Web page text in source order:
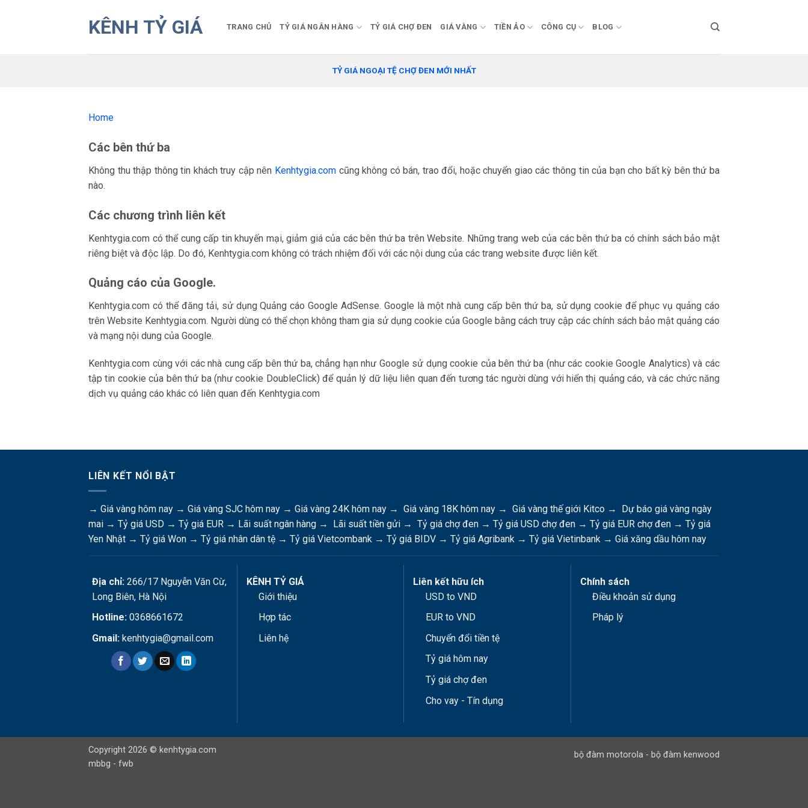
KÊNH TỶ GIÁ TRANG CHỦ TỶ GIÁ NGÂN HÀNG TỶ GIÁ CHỢ ĐEN GIÁ VÀNG TIỀN ẢO CÔNG CỤ BLOG
TỶ GIÁ NGOẠI TỆ CHỢ ĐEN MỚI NHẤT
Home
Các bên thứ ba
Không thu thập thông tin khách truy cập nên Kenhtygia.comcũng không có bán, trao đổi, hoặc chuyển giao các thông tin của bạn cho bất kỳ bên thứ ba
nào.
Các chương trình liên kết
Kenhtygia.com có thể cung cấp tin khuyến mại, giảm giá của các bên thứ ba trên Website. Những trang web của các bên thứ ba có chính sách bảo mật
riêng biệt và độc lập. Do đó, Kenhtygia.com không có trách nhiệm đối với các nội dung của các trang website được liên kết.
Quảng cáo của Google.
Kenhtygia.com có thể đăng tải, sử dụng Quảng cáo Google AdSense. Google là một nhà cung cấp bên thứ ba, sử dụng cookie để phục vụ quảng cáo
trên Website Kenhtygia.com. Người dùng có thể chọn không tham gia sử dụng cookie của Google bằng cách truy cập các chính sách bảo mật quảng cáo
và mạng nội dung của Google.
Kenhtygia.com cùng với các nhà cung cấp bên thứ ba, chẳng hạn như Google sử dụng cookie của bên thứ ba (như các cookie Google Analytics) và các
tập tin cookie của bên thứ ba (như cookie DoubleClick) để quản lý dữ liệu liên quan đến tương tác người dùng với hiển thị quảng cáo, và các chức năng
dịch vụ quảng cáo khác có liên quan đến Kenhtygia.com
LIÊN KẾT NỔI BẬT
→ Giá vàng hôm nay → Giá vàng SJC hôm nay → Giá vàng 24K hôm nay → Giá vàng 18K hôm nay → Giá vàng thế giới Kitco → Dự báo giá vàng ngày
mai → Tỷ giá USD → Tỷ giá EUR → Lãi suất ngân hàng → Lãi suất tiền gửi → Tỷ giá chợ đen → Tỷ giá USD chợ đen → Tỷ giá EUR chợ đen → Tỷ giá
Yen Nhật → Tỷ giá Won → Tỷ giá nhân dân tệ → Tỷ giá Vietcombank → Tỷ giá BIDV → Tỷ giá Agribank → Tỷ giá Vietinbank → Giá xăng dầu hôm nay
Địa chỉ:266/17 Nguyễn Văn Cừ,
Long Biên, Hà Nội
Hotline:0368661672
Gmail: kenhtygia@gmail.com
KÊNH TỶ GIÁ
Giới thiệu
Hợp tác
Liên hệ
Liên kết hữu ích
USD to VND
EUR to VND
Chuyển đổi tiền tệ
Tỷ giá hôm nay
Tỷ giá chợ đen
Cho vay - Tín dụng
Chính sách
Điều khoản sử dụng
Pháp lý
bộ đàm motorola - bộ đàm kenwood
Copyright 2026 © kenhtygia.com
mbbg - fwb